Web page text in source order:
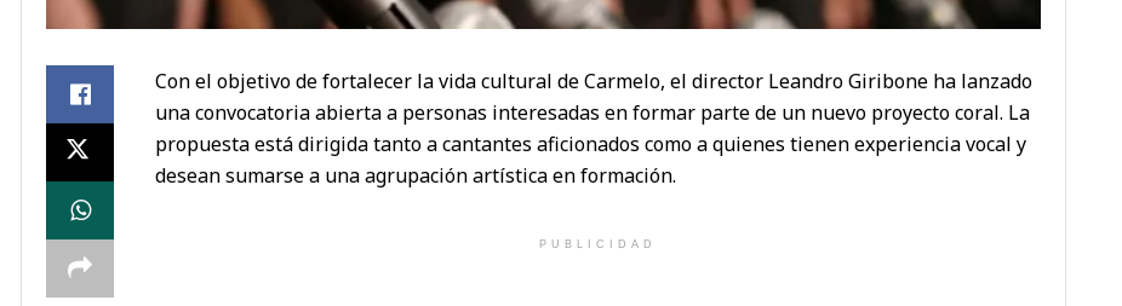
Con el objetivo de fortalecer la vida cultural de Carmelo, el director Leandro Giribone ha lanzado
una convocatoria abierta a personas interesadas en formar parte de un nuevo proyecto coral. La
propuesta está dirigida tanto a cantantes aficionados como a quienes tienen experiencia vocal y
desean sumarse a una agrupación artística en formación.
PUBLICIDAD